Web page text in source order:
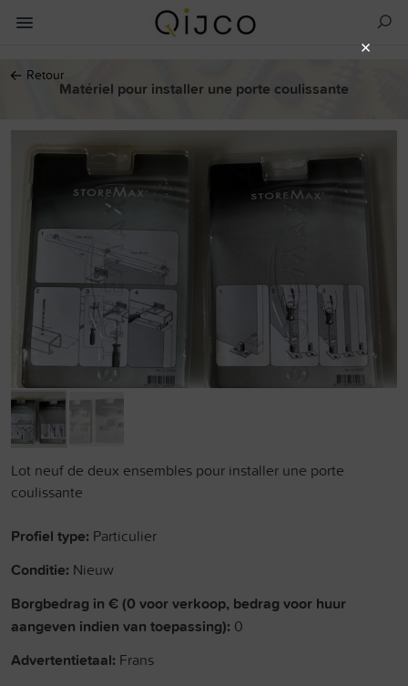
← Retour
Matériel pour installer une porte coulissante
Lot neuf de deux ensembles pour installer une porte
coulissante
Profiel type: Particulier
Conditie: Nieuw
Borgbedrag in € (0 voor verkoop, bedrag voor huur
aangeven indien van toepassing): 0
Advertentietaal: Frans
×